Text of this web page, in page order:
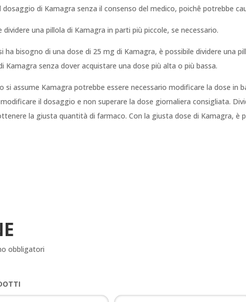
di Kamagra senza il consenso del medico, poichê potrebbe
dividere una pillola di Kamagra in parti più piccole, se necessario.
ha bisogno di una dose di 25 mg di Kamagra, è possibile dividere una
Kamagra senza dover acquistare una dose più alta o più bassa.
si assume Kamagra potrebbe essere necessario modificare la dose
il dosaggio e non superare la dose giornaliera consigliata.
la giusta quantità di farmaco. Con la giusta dose di Kamagra,
obbligatori